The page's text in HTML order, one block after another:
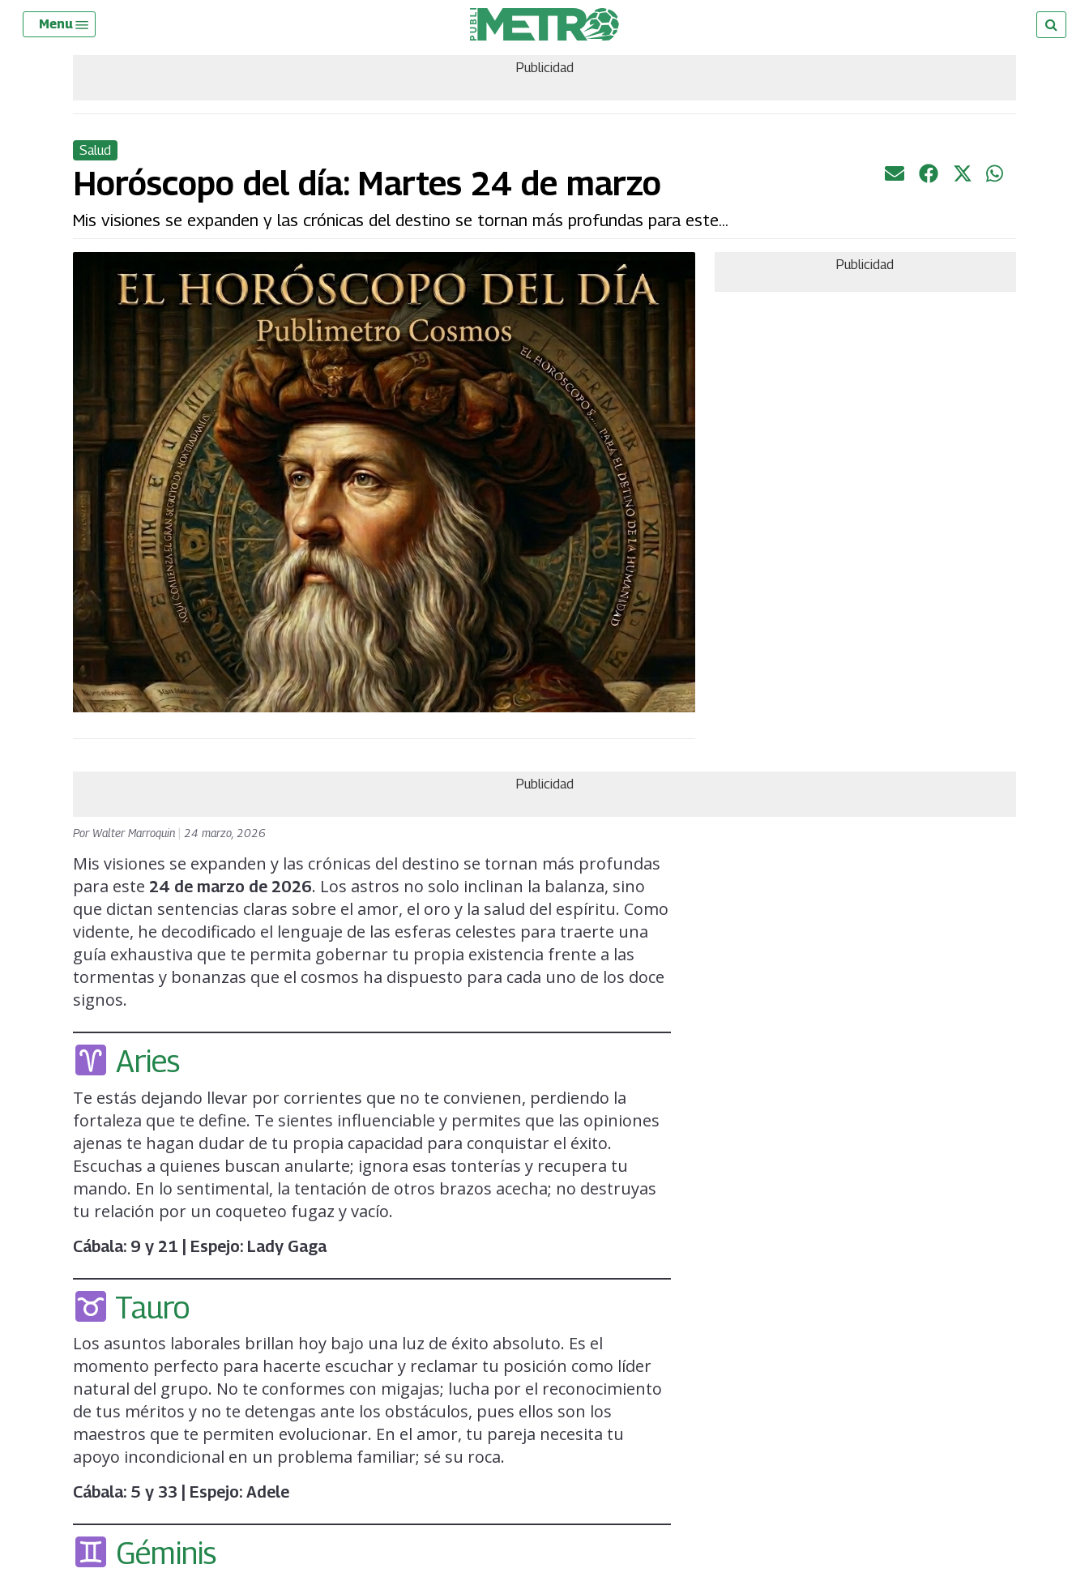
Skip
Menu
Publicidad
Salud
Horóscopo del día: Martes 24 de marzo
Mis visiones se expanden y las crónicas del destino se tornan más profundas para este...
Publicidad
Publicidad
Por Walter Marroquin 24 marzo, 2026
Mis visiones se expanden y las crónicas del destino se tornan más profundas
para este 24 de marzo de 2026. Los astros no solo inclinan la balanza, sino
que dictan sentencias claras sobre el amor, el oro y la salud del espíritu. Como
vidente, he decodificado el lenguaje de las esferas celestes para traerte una
guía exhaustiva que te permita gobernar tu propia existencia frente a las
tormentas y bonanzas que el cosmos ha dispuesto para cada uno de los doce
signos.
Aries
Te estás dejando llevar por corrientes que no te convienen, perdiendo la
fortaleza que te define. Te sientes influenciable y permites que las opiniones
ajenas te hagan dudar de tu propia capacidad para conquistar el éxito.
Escuchas a quienes buscan anularte; ignora esas tonterías y recupera tu
mando. En lo sentimental, la tentación de otros brazos acecha; no destruyas
tu relación por un coqueteo fugaz y vacío.
Cábala: 9 y 21 | Espejo: Lady Gaga
Tauro
Los asuntos laborales brillan hoy bajo una luz de éxito absoluto. Es el
momento perfecto para hacerte escuchar y reclamar tu posición como líder
natural del grupo. No te conformes con migajas; lucha por el reconocimiento
de tus méritos y no te detengas ante los obstáculos, pues ellos son los
maestros que te permiten evolucionar. En el amor, tu pareja necesita tu
apoyo incondicional en un problema familiar; sé su roca.
Cábala: 5 y 33 | Espejo: Adele
Géminis
Menu